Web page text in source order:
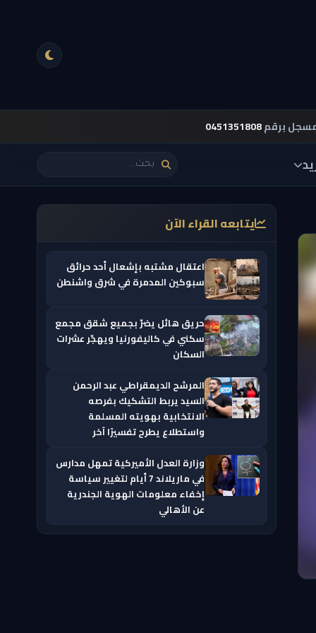
برقم0451351808
يتابعه القراء الآن
اعتقال مشتبه بإشعال أحد حرائق
سبوكين المدمرة في شرق واشنطن
حريق هائل يضرّ بجميع شقق مجمع
سكني في كاليفورنيا ويهجّر عشرات
السكان
المرشح الديمقراطي عبد الرحمن
السيد يربط التشكيك بفرصه
الانتخابية بهويته المسلمة
واستطلاع يطرح تفسيرًا آخر
وزارة العدل الأميركية تمهل مدارس
في ماريلاند 7 أيام لتغيير سياسة
إخفاء معلومات الهوية الجندرية
عن الأهالي